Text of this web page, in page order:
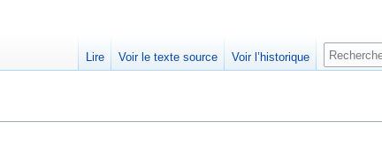
Lire Voir le texte source Voir l’historique